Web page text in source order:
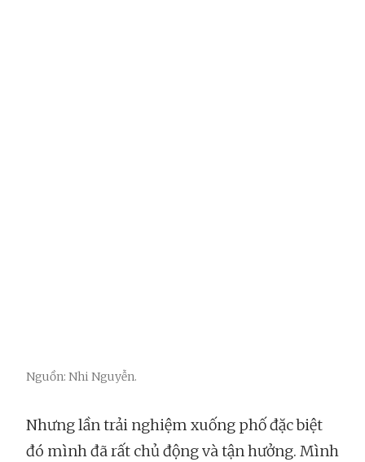
Nguồn: Nhi Nguyễn.
Nhưng lần trải nghiệm xuống phố đặc biệt
đó mình đã rất chủ động và tận hưởng. Mình